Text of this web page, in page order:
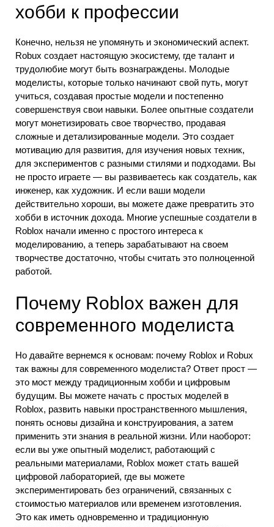
хобби к профессии
Конечно, нельзя не упомянуть и экономический аспект.
Robux создает настоящую экосистему, где талант и
трудолюбие могут быть вознаграждены. Молодые
моделисты, которые только начинают свой путь, могут
учиться, создавая простые модели и постепенно
совершенствуя свои навыки. Более опытные создатели
могут монетизировать свое творчество, продавая
сложные и детализированные модели. Это создает
мотивацию для развития, для изучения новых техник,
для экспериментов с разными стилями и подходами. Вы
не просто играете — вы развиваетесь как создатель, как
инженер, как художник. И если ваши модели
действительно хороши, вы можете даже превратить это
хобби в источник дохода. Многие успешные создатели в
Roblox начали именно с простого интереса к
моделированию, а теперь зарабатывают на своем
творчестве достаточно, чтобы считать это полноценной
работой.
Почему Roblox важен для
современного моделиста
Но давайте вернемся к основам: почему Roblox и Robux
так важны для современного моделиста? Ответ прост —
это мост между традиционным хобби и цифровым
будущим. Вы можете начать с простых моделей в
Roblox, развить навыки пространственного мышления,
понять основы дизайна и конструирования, а затем
применить эти знания в реальной жизни. Или наоборот:
если вы уже опытный моделист, работающий с
реальными материалами, Roblox может стать вашей
цифровой лабораторией, где вы можете
экспериментировать без ограничений, связанных с
стоимостью материалов или временем изготовления.
Это как иметь одновременно и традиционную